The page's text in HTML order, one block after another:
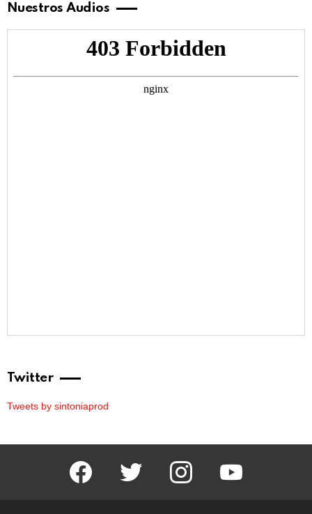
Nuestros Audios
Twitter
Tweets by sintoniaprod
facebook twitter instagram